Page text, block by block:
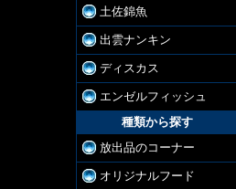
土佐錦魚
出雲ナンキン
ディスカス
エンゼルフィッシュ
種類から探す
放出品のコーナー
オリジナルフード